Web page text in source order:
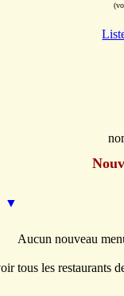
▼
Aucun nouveau
tous les restaurants